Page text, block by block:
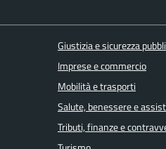
Giustizia e sicurezza
Imprese e commercio
Mobilità e trasporti
Salute, benessere e
Tributi, finanze e